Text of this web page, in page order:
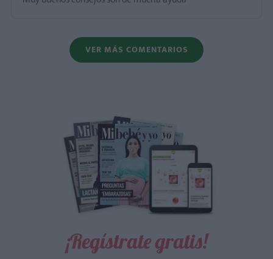
VER MÁS COMENTARIOS
¡Regístrate gratis!